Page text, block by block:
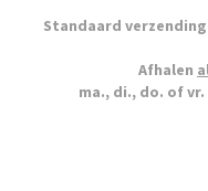
Standaard
Afhalen
ma., di., do. of